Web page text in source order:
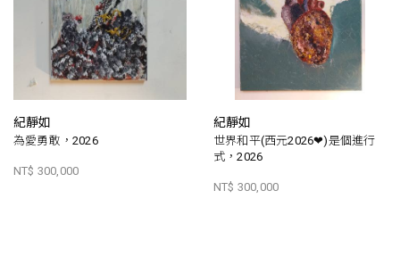
紀靜如
為愛勇敢，2026
NT$ 300,000
紀靜如
世界和平(西元2026❤)是個進行
式，2026
NT$ 300,000